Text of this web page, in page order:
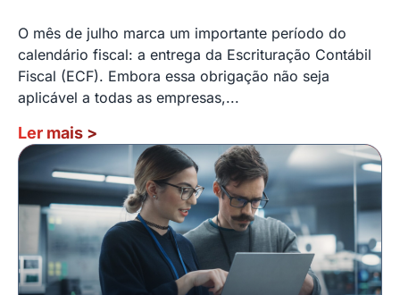
O mês de julho marca um importante período do
calendário fiscal: a entrega da Escrituração Contábil
Fiscal (ECF). Embora essa obrigação não seja
aplicável a todas as empresas,...
Ler mais >